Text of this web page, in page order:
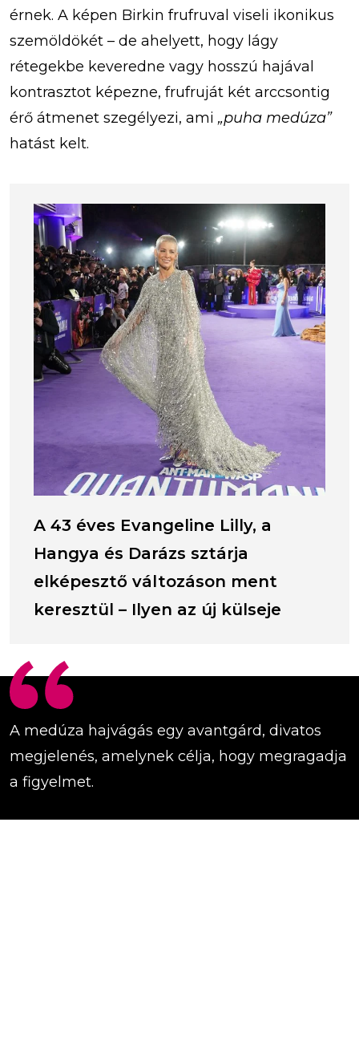
érnek. A képen Birkin frufruval viseli ikonikus
szemöldökét – de ahelyett, hogy lágy
rétegekbe keveredne vagy hosszú hajával
kontrasztot képezne, frufruját két arccsontig
érő átmenet szegélyezi, ami „puha medúza”
hatást kelt.
A 43 éves Evangeline Lilly, a
Hangya és Darázs sztárja
elképesztő változáson ment
keresztül – Ilyen az új külseje
A medúza hajvágás egy avantgárd, divatos
megjelenés, amelynek célja, hogy megragadja
a figyelmet.